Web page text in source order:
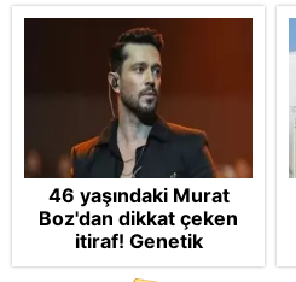
46 yaşındaki Murat
Boz'dan dikkat çeken
itiraf! Genetik
korkusunu açıkladı